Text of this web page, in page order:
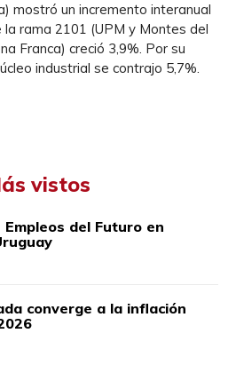
mostró un incremento interanual
rama 2101 (UPM y Montes del
Franca) creció 3,9%. Por su
industrial se contrajo 5,7%.
vistos
del Futuro en
converge a la inflación